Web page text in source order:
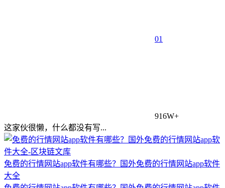
01
916W+
这家伙很懒，什么都没有写...
免费的行情网站app软件有哪些？国外免费的行情网站app软件
大全